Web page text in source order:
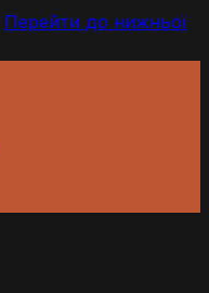
Перейти до нижньої